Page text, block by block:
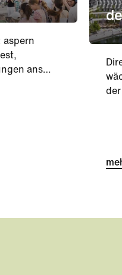
aspern
ans